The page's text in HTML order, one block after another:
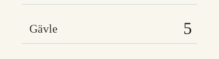
Gävle